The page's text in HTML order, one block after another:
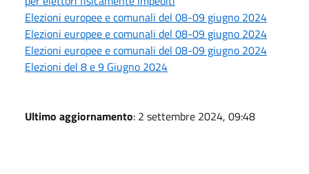
Elezioni europee e comunali del 08-09 giugno 2024
Elezioni europee e comunali del 08-09 giugno 2024
Elezioni europee e comunali del 08-09 giugno 2024
Elezioni del 8 e 9 Giugno 2024
Ultimo aggiornamento: 2 settembre 2024, 09:48